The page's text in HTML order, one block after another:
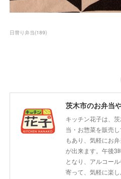
日替り弁当(189)
キッチン花子は、
当・お惣菜を販売
もあり、気軽にお
が出来ます。午後3
となり、アルコー
寄って、気軽に楽